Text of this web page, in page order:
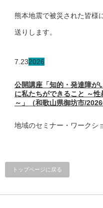
熊本地震で被災された皆様
送りします。
7.232026
公開講座「知的・発達障が
に私たちができること ～
～」（和歌山県御坊市/2026
地域のセミナー・ワークシ
トップページに戻る